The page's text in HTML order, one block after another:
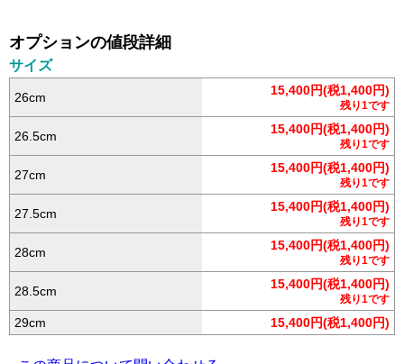
オプションの値段詳細
サイズ
26cm 15,400円(税1,400円)
残り1です
26.5cm 15,400円(税1,400円)
残り1です
27cm 15,400円(税1,400円)
残り1です
27.5cm 15,400円(税1,400円)
残り1です
28cm 15,400円(税1,400円)
残り1です
28.5cm 15,400円(税1,400円)
残り1です
29cm 15,400円(税1,400円)